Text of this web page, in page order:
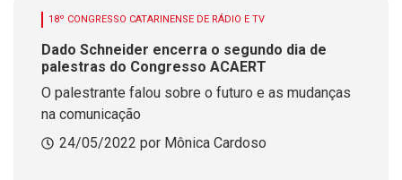
18º CONGRESSO CATARINENSE DE RÁDIO E TV
Dado Schneider encerra o segundo dia de
palestras do Congresso ACAERT
O palestrante falou sobre o futuro e as mudanças
na comunicação
24/05/2022 por Mônica Cardoso